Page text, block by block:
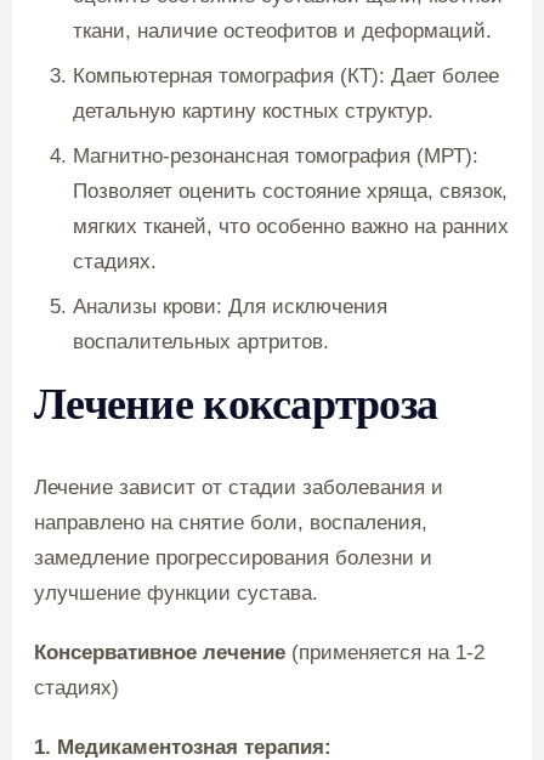
ткани, наличие остеофитов и деформаций.
Компьютерная томография (КТ): Дает более
детальную картину костных структур.
Магнитно-резонансная томография (МРТ):
Позволяет оценить состояние хряща, связок,
мягких тканей, что особенно важно на ранних
стадиях.
Анализы крови: Для исключения
воспалительных артритов.
Лечение коксартроза
Лечение зависит от стадии заболевания и
направлено на снятие боли, воспаления,
замедление прогрессирования болезни и
улучшение функции сустава.
Консервативное лечение (применяется на 1-2
стадиях)
1. Медикаментозная терапия: